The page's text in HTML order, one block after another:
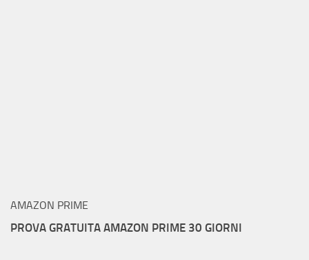
AMAZON PRIME
PROVA GRATUITA AMAZON PRIME 30 GIORNI